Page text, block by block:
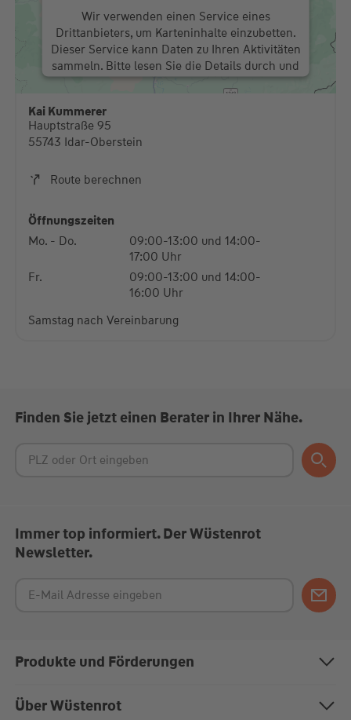
Wir verwenden einen Service eines
Drittanbieters, um Karteninhalte einzubetten.
Dieser Service kann Daten zu Ihren Aktivitäten
sammeln. Bitte lesen Sie die Details durch und
stimmen Sie der Nutzung des Service zu, um
diese Karte anzuzeigen.
Kai Kummerer
Hauptstraße 95
55743 Idar-Oberstein
Route berechnen
Öffnungszeiten
Mo. - Do.
09:00-13:00 und 14:00-
17:00 Uhr
Fr.
09:00-13:00 und 14:00-
16:00 Uhr
Samstag nach Vereinbarung
Finden Sie jetzt einen Berater in Ihrer Nähe.
Immer top informiert. Der Wüstenrot
Newsletter.
Produkte und Förderungen
Bausparen
Über Wüstenrot